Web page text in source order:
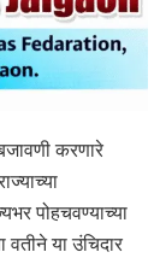
करणारे
पोहचवण्याच्या
वतीने या उंचिदार